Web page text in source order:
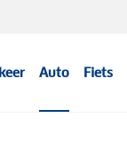
Auto Fiets